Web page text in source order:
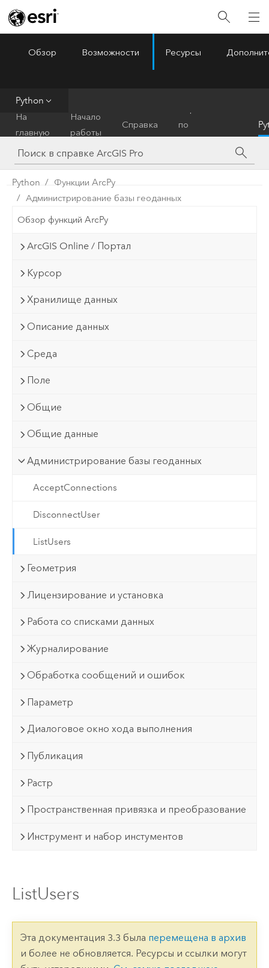
ArcGIS Pro
Обзор Возможности Ресурсы
Python
На
главную
Начало
работы
Справка
по
инструментам
Python
Функции ArcPy
Администрирование базы геоданных
Обзор функций ArcPy
ArcGIS Online / Портал
Курсор
Хранилище данных
Описание данных
Среда
Поле
Общие
Общие данные
Администрирование базы геоданных
AcceptConnections
DisconnectUser
ListUsers
Геометрия
Лицензирование и установка
Работа со списками данных
Журналирование
Обработка сообщений и ошибок
Параметр
Диалоговое окно хода выполнения
Публикация
Растр
Пространственная привязка и преобразование
Инструмент и набор инстументов
ListUsers
Эта документация 3.3 была перемещена в архив
и более не обновляется. Ресурсы и ссылки могут